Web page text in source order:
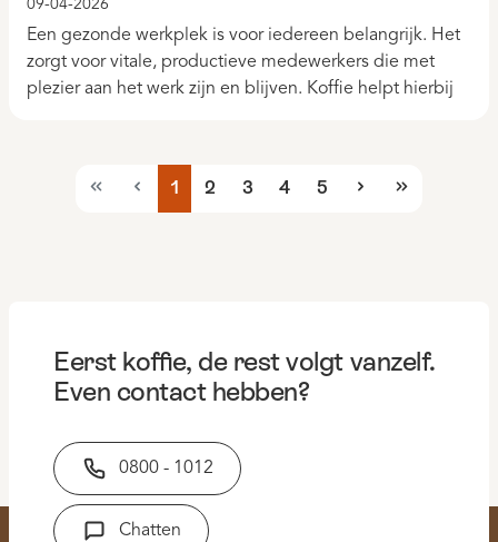
09-04-2026
Een gezonde werkplek is voor iedereen belangrijk. Het
zorgt voor vitale, productieve medewerkers die met
plezier aan het werk zijn en blijven. Koffie helpt hierbij
1 2 3 4 5
Eerst koffie, de rest volgt vanzelf.
Even contact hebben?
0800 - 1012
Chatten